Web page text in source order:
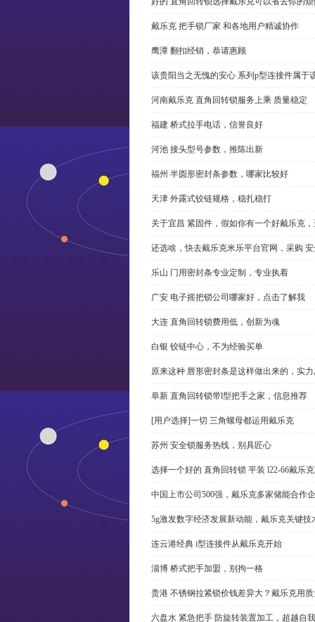
戴乐克 把手锁厂家 和各地用户精诚协作
鹰潭 翻扣经销，恭请惠顾
该贵阳当之无愧的安心 系列p型连接件属于
河南戴乐克 直角回转锁服务上乘 质量稳定
福建 桥式拉手电话，信誉良好
河池 接头型号参数，推陈出新
福州 半圆形密封条参数，哪家比较好
天津 外露式铰链规格，稳扎稳打
关于宜昌 紧固件，假如你有一个好戴乐克
还选啥，快去戴乐克米乐平台官网，采购
乐山 门用密封条专业定制，专业执着
广安 电子摇把锁公司哪家好，点击了解我
大连 直角回转锁费用低，创新为魂
白银 铰链中心，不为经验买单
原来这种 唇形密封条是这样做出来的，实
阜新 直角回转锁带l型把手之家，信息推荐
[用户选择]一切 三角螺母都运用戴乐克
苏州 安全锁服务热线，别具匠心
选择一个好的 直角回转锁 平装 l22-66戴乐
中国上市公司500强，戴乐克多家储能合作
5g激发数字经济发展新动能，戴乐克关键技
连云港经典 i型连接件从戴乐克开始
淄博 桥式把手加盟，别拘一格
贵港 不锈钢拉紧锁价钱差异大？戴乐克用
六盘水 紧急把手 防旋转装置加工，超越自我